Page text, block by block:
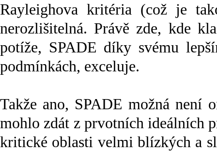
Rayleighova kritéria (což je
nerozlišitelná. Právě zde, kde
potíže, SPADE díky svému
podmínkách, exceluje.
Takže ano, SPADE možná není
mohlo zdát z prvotních ideálních
kritické oblasti velmi blízkých a